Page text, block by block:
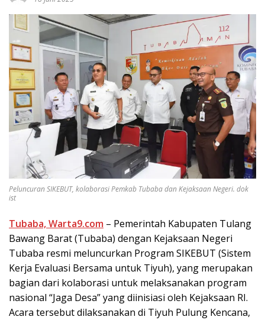
Peluncuran SIKEBUT, kolaborasi Pemkab Tubaba dan Kejaksaan Negeri. dok
ist
Tubaba, Warta9.com – Pemerintah Kabupaten Tulang
Bawang Barat (Tubaba) dengan Kejaksaan Negeri
Tubaba resmi meluncurkan Program SIKEBUT (Sistem
Kerja Evaluasi Bersama untuk Tiyuh), yang merupakan
bagian dari kolaborasi untuk melaksanakan program
nasional “Jaga Desa” yang diinisiasi oleh Kejaksaan RI.
Acara tersebut dilaksanakan di Tiyuh Pulung Kencana,